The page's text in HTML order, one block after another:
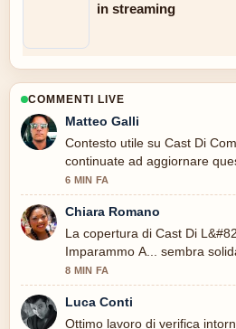
in streaming
COMMENTI LIVE
Matteo Galli
Contesto utile su Cast Di
continuate ad aggiornare
6 MIN FA
Chiara Romano
La copertura di Cast Di
Imparammo A... sembra
seguire.
8 MIN FA
Luca Conti
Ottimo lavoro di verifica